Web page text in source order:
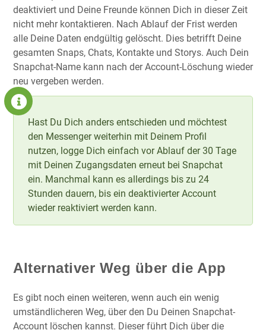
deaktiviert und Deine Freunde können Dich in dieser Zeit
nicht mehr kontaktieren. Nach Ablauf der Frist werden
alle Deine Daten endgültig gelöscht. Dies betrifft Deine
gesamten Snaps, Chats, Kontakte und Storys. Auch Dein
Snapchat-Name kann nach der Account-Löschung wieder
neu vergeben werden.
Hast Du Dich anders entschieden und möchtest
den Messenger weiterhin mit Deinem Profil
nutzen, logge Dich einfach vor Ablauf der 30 Tage
mit Deinen Zugangsdaten erneut bei Snapchat
ein. Manchmal kann es allerdings bis zu 24
Stunden dauern, bis ein deaktivierter Account
wieder reaktiviert werden kann.
Alternativer Weg über die App
Es gibt noch einen weiteren, wenn auch ein wenig
umständlicheren Weg, über den Du Deinen Snapchat-
Account löschen kannst. Dieser führt Dich über die